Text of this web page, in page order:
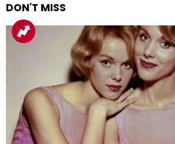
DON'T MISS